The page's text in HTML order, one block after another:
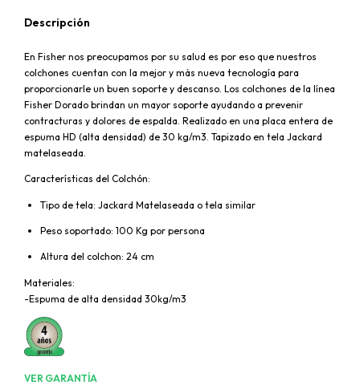
Descripción
En Fisher nos preocupamos por su salud es por eso que nuestros
colchones cuentan con la mejor y más nueva tecnología para
proporcionarle un buen soporte y descanso. Los colchones de la línea
Fisher Dorado brindan un mayor soporte ayudando a prevenir
contracturas y dolores de espalda. Realizado en una placa entera de
espuma HD (alta densidad) de 30 kg/m3. Tapizado en tela Jackard
matelaseada.
Características del Colchón:
Tipo de tela: Jackard Matelaseada o tela similar
Peso soportado: 100 Kg por persona
Altura del colchon: 24 cm
Materiales:
-Espuma de alta densidad 30kg/m3
VER GARANTÍA